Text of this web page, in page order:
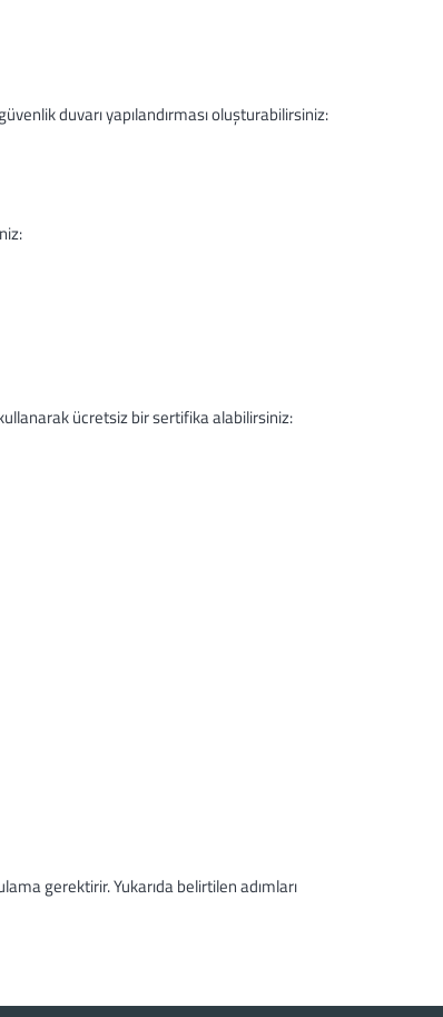
duvarı yapılandırması oluşturabilirsiniz:
ücretsiz bir sertifika alabilirsiniz:
gerektirir. Yukarıda belirtilen adımları